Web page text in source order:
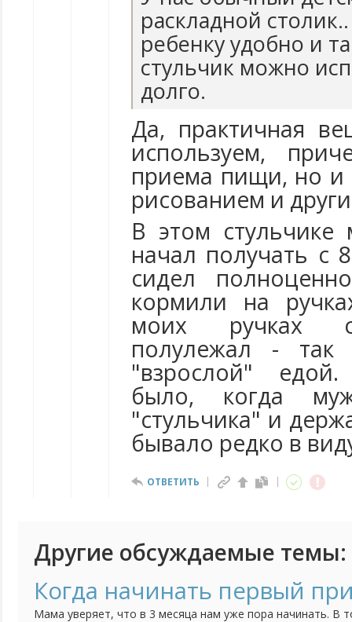
раскладной
ребенку удобно и
стульчик можно
долго.
Да, практичная
используем,
приема пищи, но и
рисованием и
В этом
начал получать с
сидел
кормили на
моих ручках
полулежал - так
"взрослой"
было, когда
"стульчика" и
бывало редко в
ОТВЕТИТЬ
Другие обсуждаемые темы:
Когда начинать первый
Мама уверяет, что в 3 месяца нам уже пора начинать. В